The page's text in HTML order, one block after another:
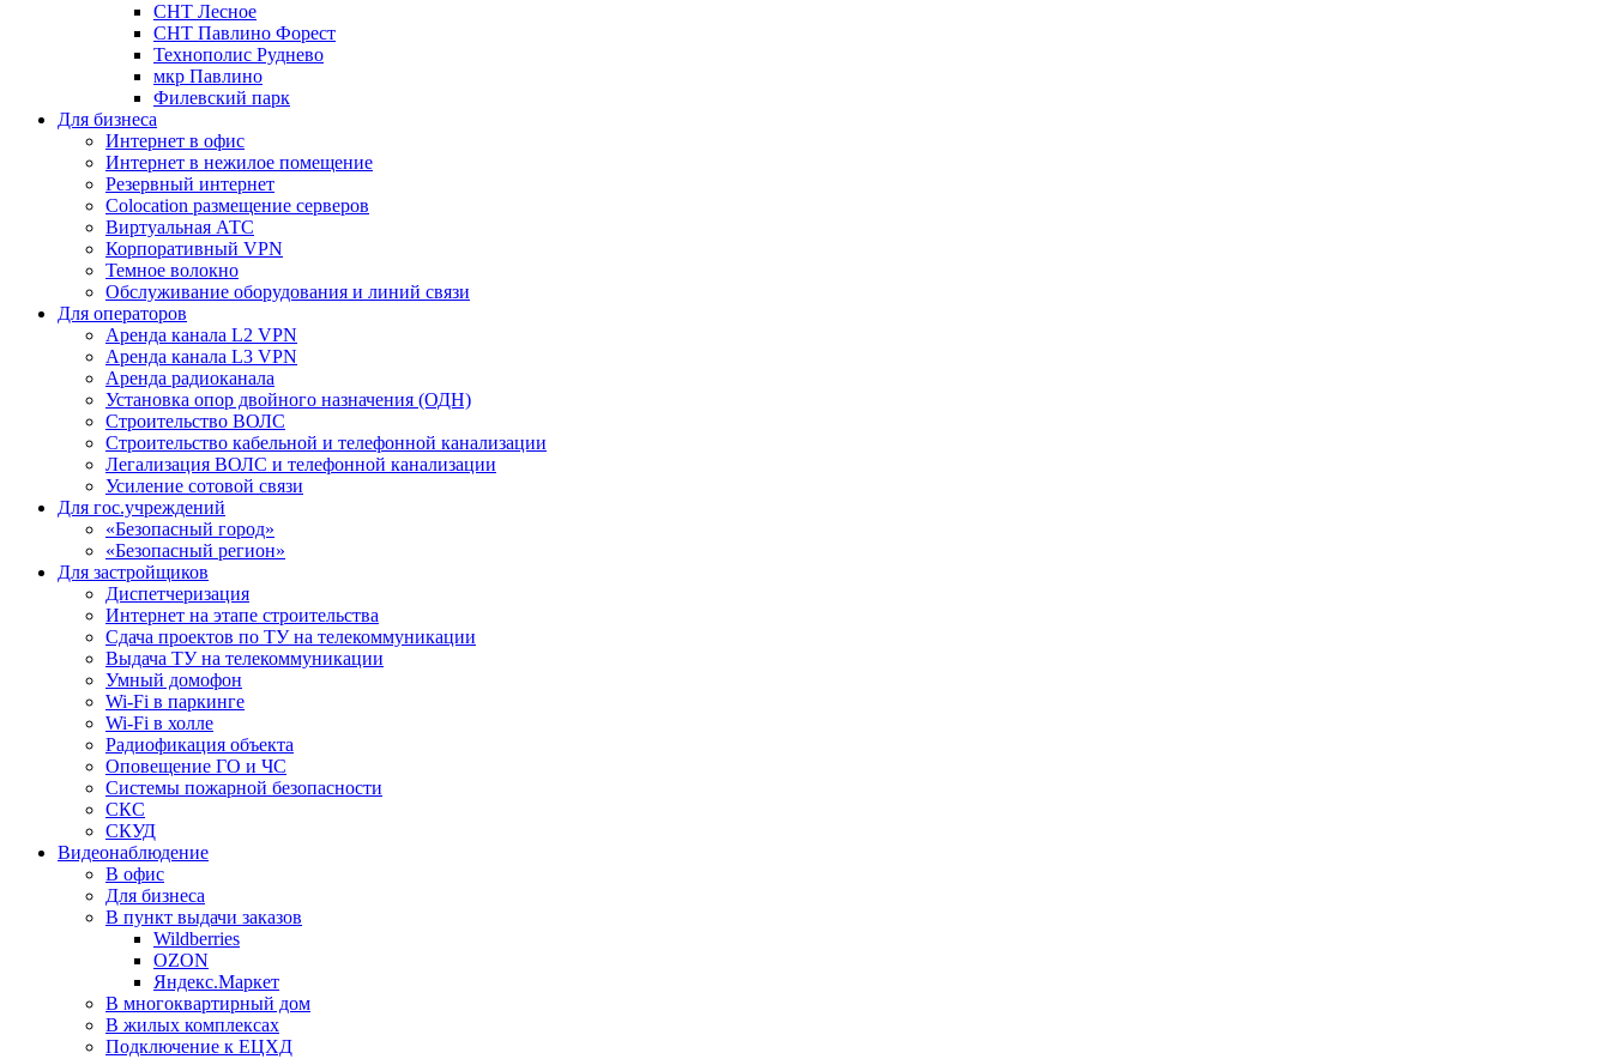
СНТ Лесное
СНТ Павлино Форест
Технополис Руднево
мкр Павлино
Филевский парк
Для бизнеса
Интернет в офис
Интернет в нежилое помещение
Резервный интернет
Colocation размещение серверов
Виртуальная АТС
Корпоративный VPN
Темное волокно
Обслуживание оборудования и линий связи
Для операторов
Аренда канала L2 VPN
Аренда канала L3 VPN
Аренда радиоканала
Установка опор двойного назначения (ОДН)
Строительство ВОЛС
Строительство кабельной и телефонной канализации
Легализация ВОЛС и телефонной канализации
Усиление сотовой связи
Для гос.учреждений
«Безопасный город»
«Безопасный регион»
Для застройщиков
Диспетчеризация
Интернет на этапе строительства
Сдача проектов по ТУ на телекоммуникации
Выдача ТУ на телекоммуникации
Умный домофон
Wi-Fi в паркинге
Wi-Fi в холле
Радиофикация объекта
Оповещение ГО и ЧС
Системы пожарной безопасности
СКС
СКУД
Видеонаблюдение
В офис
Для бизнеса
В пункт выдачи заказов
Wildberries
OZON
Яндекс.Маркет
В многоквартирный дом
В жилых комплексах
Подключение к ЕЦХД